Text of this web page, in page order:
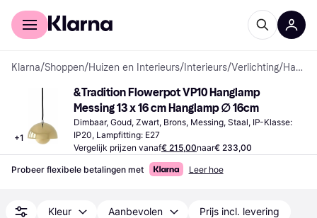
Voor shoppers
Klarna/Shoppen/Huizen en Interieurs/ Interieurs/Verlichting/ Hanglampen
+1
&Tradition Flowerpot VP10 Hanglamp
Messing 13 x 16 cm Hanglamp ∅ 16cm
Dimbaar, Goud, Zwart, Brons, Messing, Staal, IP-Klasse:
IP20, Lampfitting: E27
Vergelijk prijzen vanaf€ 215,00naar€ 233,00
Probeer flexibele betalingen met Leer hoe
Kleur Aanbevolen Prijs incl. levering